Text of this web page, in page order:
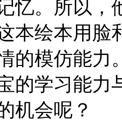
忆。所以，
本绘本用脸
的模仿能力
的学习能力
机会呢？